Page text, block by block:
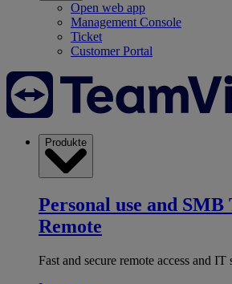
Open web app
Management Console
Ticket
Customer Portal
Produkte
Personal use and SMB
Remote
Fast and secure remote access and IT